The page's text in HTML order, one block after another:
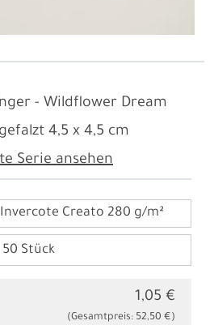
- Wildflower Dream
Serie ansehen
4,5 x 4,5 cm
Invercote Creato 280 g/m²
1,05 €
(Gesamtpreis: 52,50 €)